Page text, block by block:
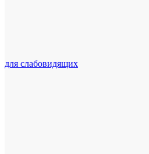
для слабовидящих